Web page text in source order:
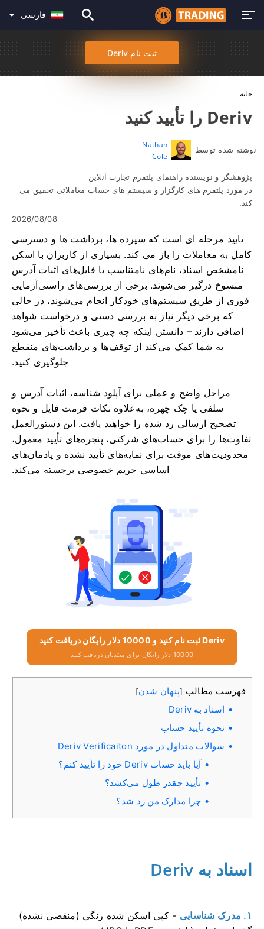
فارسی
ثبت نام Deriv
خانه
Deriv را تأیید کنید
نوشته شده توسط
Nathan
Cole
پژوهشگر و نویسنده راهنمای پلتفرم تجارت آنلاین
در مورد پلتفرم های کارگزار و سیستم های حساب معاملاتی تحقیق می
کند.
2026/08/08
تایید مرحله ای است که سپرده ها، برداشت ها و دسترسی
کامل به معاملات را باز می کند. بسیاری از کاربران با اسکن
نامشخص اسناد، نام‌های نامتناسب یا فایل‌های اثبات آدرس
منسوخ درگیر می‌شوند. برخی از بررسی‌های راستی‌آزمایی
فوری از طریق سیستم‌های خودکار انجام می‌شوند، در حالی
که برخی دیگر نیاز به بررسی دستی و درخواست شواهد
اضافی دارند – دانستن اینکه چه چیزی باعث تأخیر می‌شود
به شما کمک می‌کند از توقف‌ها و برداشت‌های منقطع
جلوگیری کنید.
مراحل واضح و عملی برای آپلود شناسه، اثبات آدرس و
سلفی یا چک چهره، به‌علاوه نکات فرمت فایل و نحوه
تصحیح ارسالی رد شده را خواهید یافت. این دستورالعمل
تفاوت‌ها را برای حساب‌های شرکتی، پنجره‌های تأیید معمول،
محدودیت‌های موقت برای نمایه‌های تأیید نشده و پادمان‌های
اساسی حریم خصوصی برجسته می‌کند.
Deriv ثبت نام کنید و 10000 دلار رایگان دریافت کنید
10000 دلار رایگان برای مبتدیان دریافت کنید
فهرست مطالب [پنهان شدن]
اسناد به Deriv
نحوه تأیید حساب
سوالات متداول در مورد Deriv Verificaiton
آیا باید حساب Deriv خود را تأیید کنم؟
تأیید چقدر طول می‌کشد؟
چرا مدارک من رد شد؟
اسناد به Deriv
۱. مدرک شناسایی
- کپی اسکن شده رنگی (منقضی نشده)